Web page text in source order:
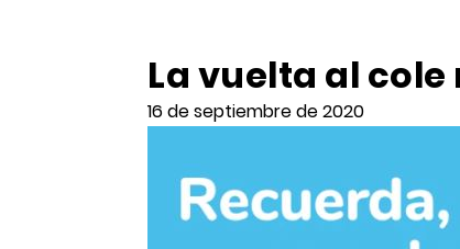
La vuelta al
16 de septiembre de 2020